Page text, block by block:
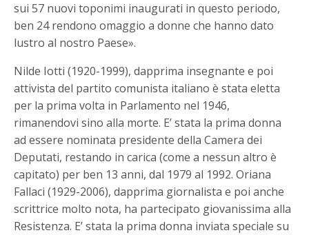
sui 57 nuovi toponimi inaugurati in questo periodo,
ben 24 rendono omaggio a donne che hanno dato
lustro al nostro Paese».
Nilde Iotti (1920-1999), dapprima insegnante e poi
attivista del partito comunista italiano è stata eletta
per la prima volta in Parlamento nel 1946,
rimanendovi sino alla morte. E’ stata la prima donna
ad essere nominata presidente della Camera dei
Deputati, restando in carica (come a nessun altro è
capitato) per ben 13 anni, dal 1979 al 1992. Oriana
Fallaci (1929-2006), dapprima giornalista e poi anche
scrittrice molto nota, ha partecipato giovanissima alla
Resistenza. E’ stata la prima donna inviata speciale su